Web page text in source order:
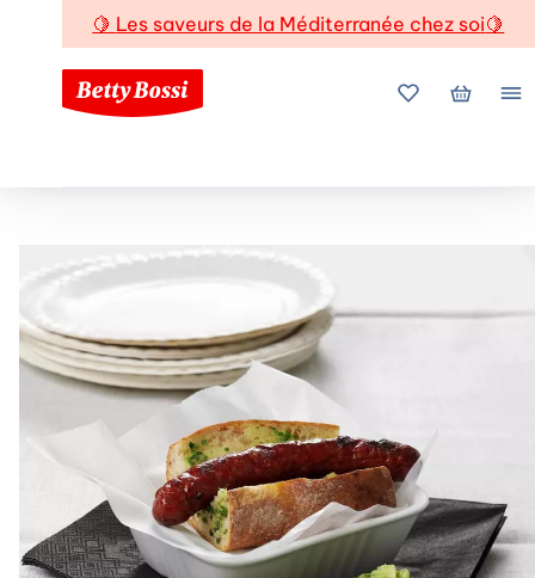
🍋 Les saveurs de la Méditerranée chez soi🍋
Mes favoris
Mon